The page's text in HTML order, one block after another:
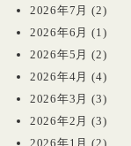
2026年7月 (2)
2026年6月 (1)
2026年5月 (2)
2026年4月 (4)
2026年3月 (3)
2026年2月 (3)
2026年1月 (2)